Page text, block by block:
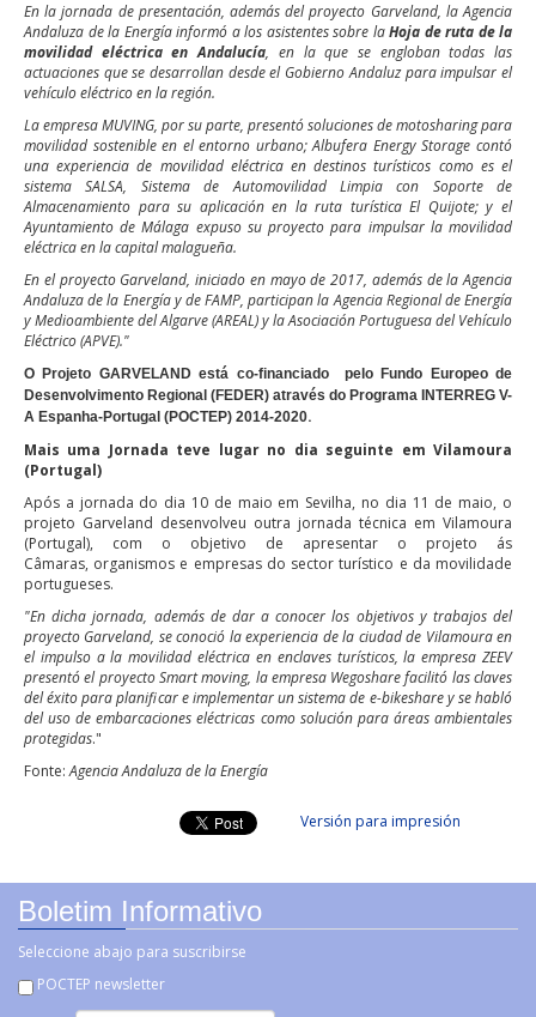
En la jornada de presentación, además del proyecto Garveland, la Agencia
Andaluza de la Energía informó a los asistentes sobre laHoja de ruta de la
movilidad eléctrica en Andalucía, en la que se engloban todas las
actuaciones que se desarrollan desde el Gobierno Andaluz para impulsar el
vehículo eléctrico en la región.
La empresa MUVING, por su parte, presentó soluciones de motosharing para
movilidad sostenible en el entorno urbano; Albufera Energy Storage contó
una experiencia de movilidad eléctrica en destinos turísticos como es el
sistema SALSA, Sistema de Automovilidad Limpia con Soporte de
Almacenamiento para su aplicación en la ruta turística El Quijote; y el
Ayuntamiento de Málaga expuso su proyecto para impulsar la movilidad
eléctrica en la capital malagueña.
En el proyecto Garveland, iniciado en mayo de 2017, además de la Agencia
Andaluza de la Energía y de FAMP, participan la Agencia Regional de Energía
y Medioambiente del Algarve (AREAL) y la Asociación Portuguesa del Vehículo
Eléctrico (APVE)."
O Projeto GARVELAND está co-financiado pelo Fundo Europeo de
Desenvolvimento Regional (FEDER) através do Programa INTERREG V-
A Espanha-Portugal (POCTEP) 2014-2020.
Mais uma Jornada teve lugar no dia seguinte em Vilamoura
(Portugal)
Após a jornada do dia 10 de maio em Sevilha, no dia 11 de maio, o
projeto Garveland desenvolveu outra jornada técnica em Vilamoura
(Portugal), com o objetivo de apresentar o projeto ás
Câmaras, organismos e empresas do sector turístico e da movilidade
portugueses.
"En dicha jornada, además de dar a conocer los objetivos y trabajos del
proyecto Garveland, se conoció la experiencia de la ciudad de Vilamoura en
el impulso a la movilidad eléctrica en enclaves turísticos, la empresa ZEEV
presentó el proyecto Smart moving, la empresa Wegoshare facilitó las claves
del éxito para planificar e implementar un sistema de e-bikeshare y se habló
del uso de embarcaciones eléctricas como solución para áreas ambientales
protegidas."
Fonte:Agencia Andaluza de la Energía
Versión para impresión
Boletim Informativo
Seleccione abajo para suscribirse
POCTEP newsletter